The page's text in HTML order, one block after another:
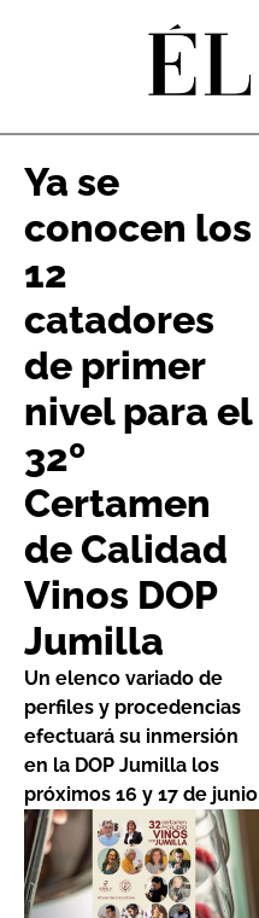
Ya se
conocen los
12
catadores
de primer
nivel para el
32º
Certamen
de Calidad
Vinos DOP
Jumilla
Un elenco variado de
perfiles y procedencias
efectuará su inmersión
en la DOP Jumilla los
próximos 16 y 17 de junio